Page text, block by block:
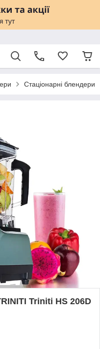
Стаціонарні блендери
Triniti HS 206D